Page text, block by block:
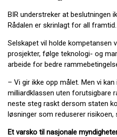
BIR understreker at beslutningen
Rådalen er skrinlagt for all framtid.
Selskapet vil holde kompetansen
prosjekter, følge teknologi- og
arbeide for bedre
– Vi gir ikke opp målet. Men vi
milliardklassen uten forutsigbare
neste steg raskt dersom staten
løsninger som reduserer risikoen,
Et varsko til nasjonale